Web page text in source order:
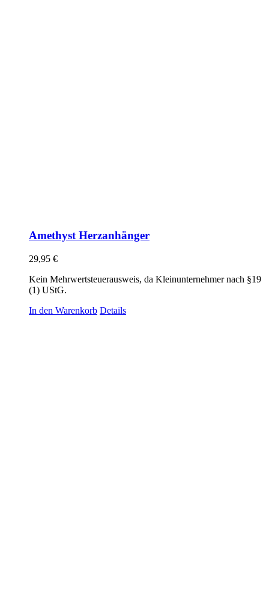
Amethyst Herzanhänger
29,95 €
Kein Mehrwertsteuerausweis, da Kleinunternehmer nach §19
(1) UStG.
In den Warenkorb Details